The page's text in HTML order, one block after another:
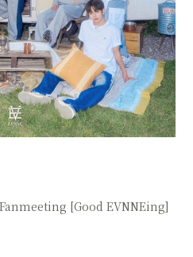
Fanmeeting [Good EVNNEing]